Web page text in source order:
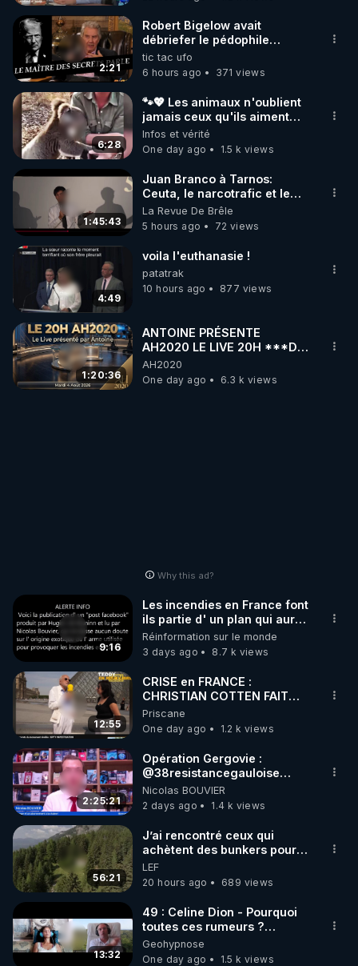
▶ 30 jours gratuit sur l’application de méditation et
de bien-être ENVOL :
Rendez-vous sur https://www.envol.app/code
le code : REGENERE
2:21
Robert Bigelow avait
débriefer le pédophile
génocidaire de donald j
trump
tic tac ufo
6 hours ago
371 views
6:28
🐾💖 Les animaux n'oublient
jamais ceux qu'ils aiment…
🥹❤️
Infos et vérité
One day ago
1.5 k views
1:45:43
Juan Branco à Tarnos:
Ceuta, le narcotrafic et le
pouvoir en France
La Revue De Brêle
5 hours ago
72 views
4:49
voila l'euthanasie !
patatrak
10 hours ago
877 views
1:20:36
ANTOINE PRÉSENTE
AH2020 LE LIVE 20H ***DU
04/08/2026*** 📷LE
GRAND RÉVEIL EST EN
MARCHE 📷
AH2020
One day ago
6.3 k views
Why this ad?
9:16
Les incendies en France font
ils partie d' un plan qui aurait
débuté le 11 septembre 2001
?
Réinformation sur le monde
3 days ago
8.7 k views
12:55
CRISE en FRANCE :
CHRISTIAN COTTEN FAIT
une étrange découverte
Priscane
One day ago
1.2 k views
2:25:21
Opération Gergovie :
‪@38resistancegauloise‬
‪@MarionSigautOfficiel‬
‪@gladysriifard5710‬ Laëtitia
Nicolas BOUVIER
2 days ago
1.4 k views
56:21
J’ai rencontré ceux qui
achètent des bunkers pour
survivre à la fin du monde
LEF
20 hours ago
689 views
13:32
49 : Celine Dion - Pourquoi
toutes ces rumeurs ?
Enquête sous hypnose
Geohypnose
One day ago
1.5 k views